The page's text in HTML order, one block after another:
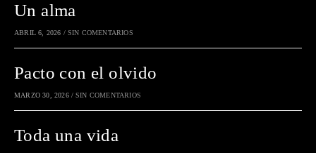
Un alma
ABRIL 6, 2026 / SIN COMENTARIOS
Pacto con el olvido
MARZO 30, 2026 / SIN COMENTARIOS
Toda una vida